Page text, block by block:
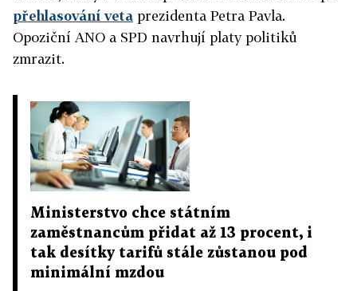
přehlasování veta prezidenta Petra Pavla.
Opoziční ANO a SPD navrhují platy politiků
zmrazit.
Ministerstvo chce státním
zaměstnancům přidat až 13 procent, i
tak desítky tarifů stále zůstanou pod
minimální mzdou